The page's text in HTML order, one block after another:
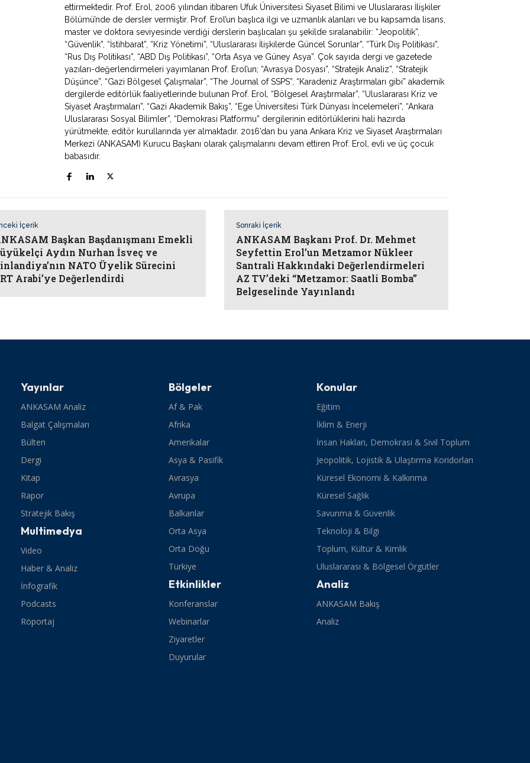
ettirmektedir. Prof. Erol, 2006 yılından itibaren Ufuk Üniversitesi Siyaset Bilimi ve Uluslararası İlişkiler
Bölümü’nde de dersler vermiştir. Prof. Erol’un başlıca ilgi ve uzmanlık alanları ve bu kapsamda lisans,
master ve doktora seviyesinde verdiği derslerin başlıcaları şu şekilde sıralanabilir: “Jeopolitik”,
“Güvenlik”, “İstihbarat”, “Kriz Yönetimi”, “Uluslararası İlişkilerde Güncel Sorunlar”, “Türk Dış Politikası”,
“Rus Dış Politikası”, “ABD Dış Politikası”, “Orta Asya ve Güney Asya”. Çok sayıda dergi ve gazetede
yazıları-değerlendirmeleri yayımlanan Prof. Erol’un; “Avrasya Dosyası”, “Stratejik Analiz”, “Stratejik
Düşünce”, “Gazi Bölgesel Çalışmalar”, “The Journal of SSPS”, “Karadeniz Araştırmaları gibi” akademik
dergilerde editörlük faaliyetlerinde bulunan Prof. Erol, “Bölgesel Araştırmalar”, “Uluslararası Kriz ve
Siyaset Araştırmaları”, “Gazi Akademik Bakış”, “Ege Üniversitesi Türk Dünyası İncelemeleri”, “Ankara
Uluslararası Sosyal Bilimler”, “Demokrasi Platformu” dergilerinin editörlüklerini hali hazırda
yürütmekte, editör kurullarında yer almaktadır. 2016’dan bu yana Ankara Kriz ve Siyaset Araştırmaları
Merkezi (ANKASAM) Kurucu Başkanı olarak çalışmalarını devam ettiren Prof. Erol, evli ve üç çocuk
babasıdır.
İçerik
Başkan Başdanışmanı Emekli
Aydın Nurhan İsveç ve
NATO Üyelik Sürecini
Arabi’ye Değerlendirdi
Sonraki İçerik
ANKASAM Başkanı Prof. Dr. Mehmet
Seyfettin Erol’un Metzamor Nükleer
Santrali Hakkındaki Değerlendirmeleri
AZ TV’deki “Metzamor: Saatli Bomba”
Belgeselinde Yayınlandı
Yayınlar
ANKASAM Analiz
Balgat Çalışmaları
Bülten
Dergi
Kitap
Rapor
Stratejik Bakış
Multimedya
Video
Haber & Analiz
İnfografik
Podcasts
Röportaj
Bölgeler
Af & Pak
Afrika
Amerikalar
Asya & Pasifik
Avrasya
Avrupa
Balkanlar
Orta Asya
Orta Doğu
Türkiye
Etkinlikler
Konferanslar
Webinarlar
Ziyaretler
Duyurular
Konular
Eğitim
İklim & Enerji
İnsan Hakları, Demokrasi & Sivil Toplum
Jeopolitik, Lojistik & Ulaştırma Koridorları
Küresel Ekonomi & Kalkınma
Küresel Sağlık
Savunma & Güvenlik
Teknoloji & Bilgi
Toplum, Kültür & Kimlik
Uluslararası & Bölgesel Örgütler
Analiz
ANKASAM Bakış
Analiz